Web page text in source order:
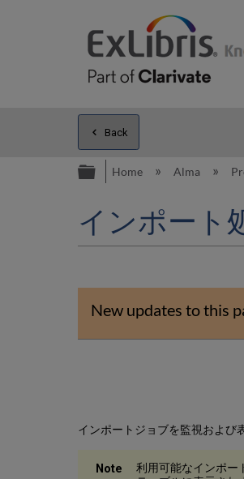
Back
Expand/
Home Alma
インポート
New updates to this
インポートジョブを監視および
利用可能なインポー